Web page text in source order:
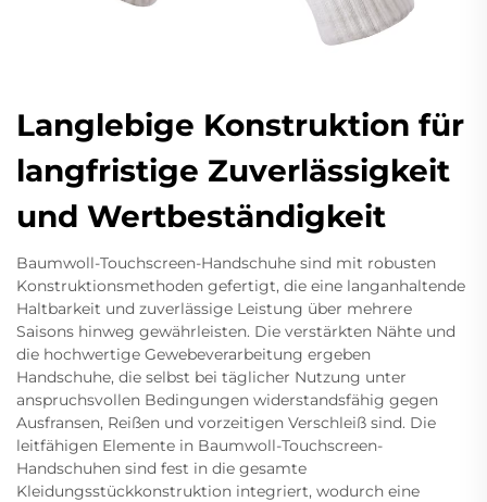
Langlebige Konstruktion für
langfristige Zuverlässigkeit
und Wertbeständigkeit
Baumwoll-Touchscreen-Handschuhe sind mit robusten
Konstruktionsmethoden gefertigt, die eine langanhaltende
Haltbarkeit und zuverlässige Leistung über mehrere
Saisons hinweg gewährleisten. Die verstärkten Nähte und
die hochwertige Gewebeverarbeitung ergeben
Handschuhe, die selbst bei täglicher Nutzung unter
anspruchsvollen Bedingungen widerstandsfähig gegen
Ausfransen, Reißen und vorzeitigen Verschleiß sind. Die
leitfähigen Elemente in Baumwoll-Touchscreen-
Handschuhen sind fest in die gesamte
Kleidungsstückkonstruktion integriert, wodurch eine